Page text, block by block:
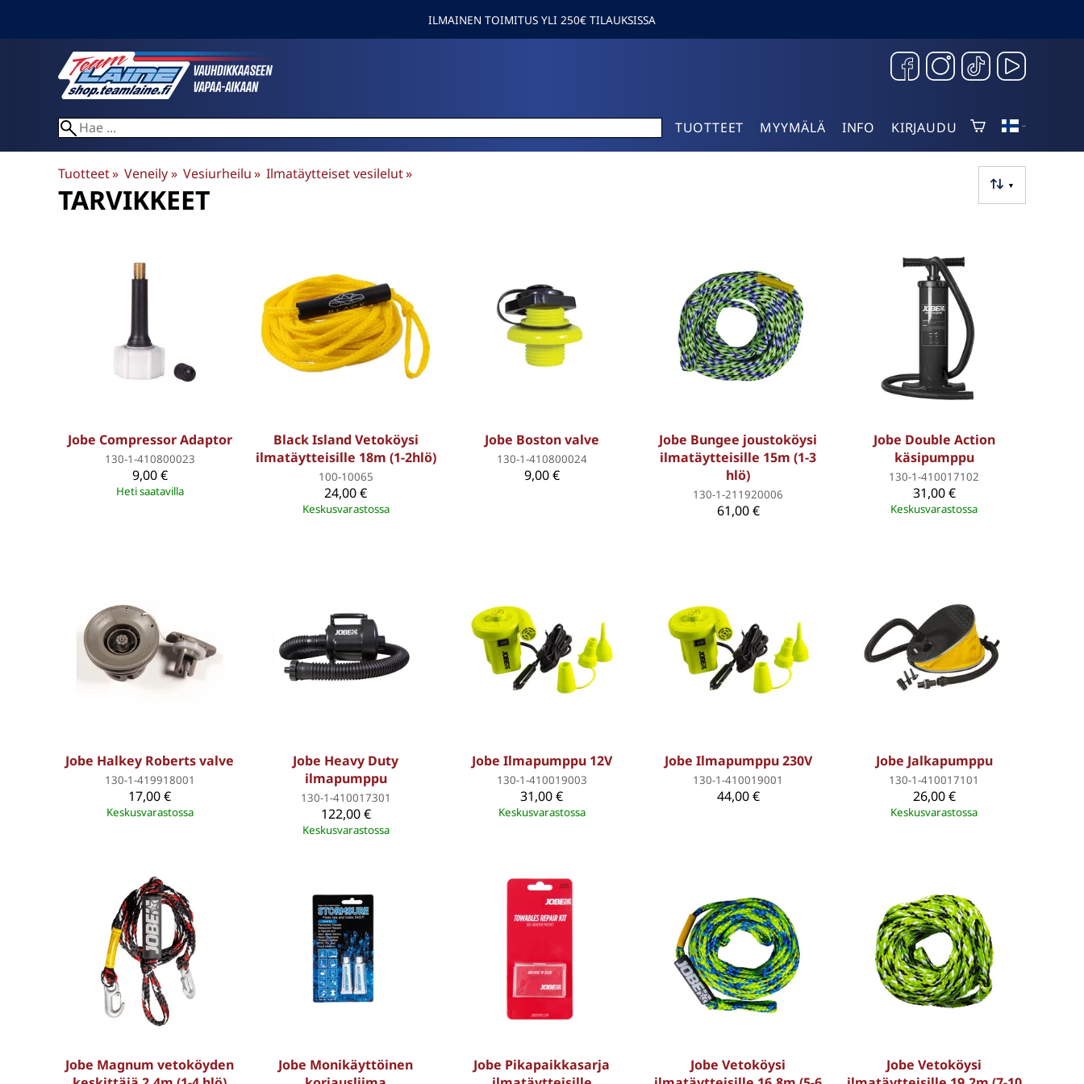
ILMAINEN TOIMITUS YLI 250€ TILAUKSISSA
TUOTTEET MYYMÄLÄ INFO KIRJAUDU
Tuotteet‪» Veneily‪» Vesiurheilu‪» Ilmatäytteiset vesilelut‪»
▼
TARVIKKEET
Jobe Compressor Adaptor
130-1-410800023
9,00 €
Heti saatavilla
Black Island Vetoköysi
ilmatäytteisille 18m (1-2hlö)
100-10065
24,00 €
Keskusvarastossa
Jobe Boston valve
130-1-410800024
9,00 €
Jobe Bungee joustoköysi
ilmatäytteisille 15m (1-3
hlö)
130-1-211920006
61,00 €
Jobe Double Action
käsipumppu
130-1-410017102
31,00 €
Keskusvarastossa
Jobe Halkey Roberts valve
130-1-419918001
17,00 €
Keskusvarastossa
Jobe Heavy Duty
ilmapumppu
130-1-410017301
122,00 €
Keskusvarastossa
Jobe Ilmapumppu 12V
130-1-410019003
31,00 €
Keskusvarastossa
Jobe Ilmapumppu 230V
130-1-410019001
44,00 €
Jobe Jalkapumppu
130-1-410017101
26,00 €
Keskusvarastossa
Jobe Magnum vetoköyden
Jobe Monikäyttöinen
Jobe Pikapaikkasarja
Jobe Vetoköysi
Jobe Vetoköysi